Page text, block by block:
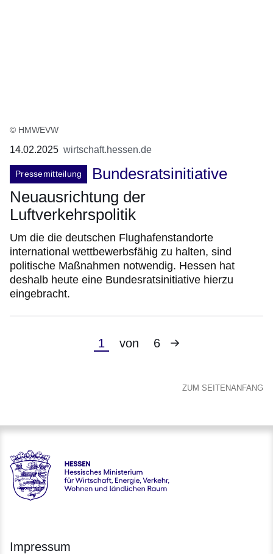
© HMWEVW
14.02.2025 wirtschaft.hessen.de
Pressemitteilung
Bundesratsinitiative
Neuausrichtung der
Luftverkehrspolitik
Um die die deutschen Flughafenstandorte
international wettbewerbsfähig zu halten, sind
politische Maßnahmen notwendig. Hessen hat
deshalb heute eine Bundesratsinitiative hierzu
eingebracht.
Aktuelle
1 von 6
Nächste
ZUM SEITENANFANG
Hessen - Hessisches Ministerium für Wirtschaft, Energie,
Impressum